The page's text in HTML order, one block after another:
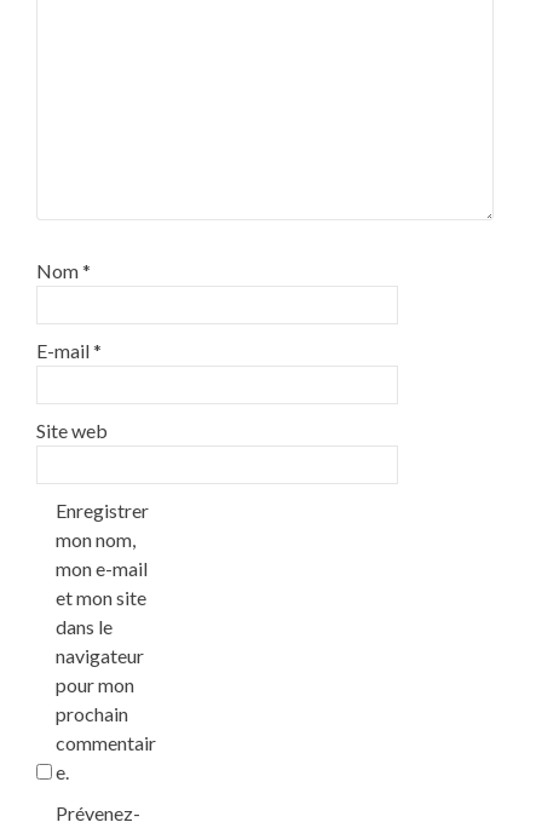
Nom*
E-mail*
Site web
Enregistrer
mon nom,
mon e-mail
et mon site
dans le
navigateur
pour mon
prochain
commentair
e.
Prévenez-